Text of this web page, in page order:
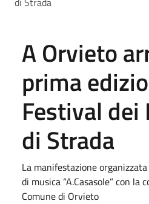
A Orvieto
prima
Festival
di Strada
La manifestazione
di musica “A.Casasole” con la
Comune di Orvieto